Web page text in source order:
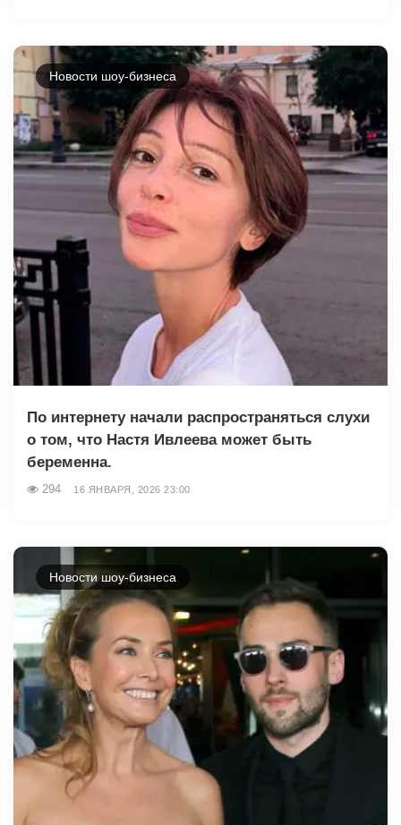
Новости шоу-бизнеса
По интернету начали распространяться слухи
о том, что Настя Ивлеева может быть
беременна.
294 16 ЯНВАРЯ, 2026 23:00
Новости шоу-бизнеса